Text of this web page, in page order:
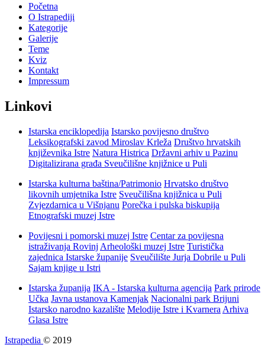
Početna
O Istrapediji
Kategorije
Galerije
Teme
Kviz
Kontakt
Impressum
Linkovi
Istarska enciklopedija Istarsko povijesno društvo
Leksikografski zavod Miroslav Krleža Društvo hrvatskih
književnika Istre Natura Histrica Državni arhiv u Pazinu
Digitalizirana građa Sveučilišne knjižnice u Puli
Istarska kulturna baština/Patrimonio Hrvatsko društvo
likovnih umjetnika Istre Sveučilišna knjižnica u Puli
Zvjezdarnica u Višnjanu Porečka i pulska biskupija
Etnografski muzej Istre
Povijesni i pomorski muzej Istre Centar za povijesna
istraživanja Rovinj Arheološki muzej Istre Turistička
zajednica Istarske županije Sveučilište Jurja Dobrile u Puli
Sajam knjige u Istri
Istarska županija IKA - Istarska kulturna agencija Park prirode
Učka Javna ustanova Kamenjak Nacionalni park Brijuni
Istarsko narodno kazalište Melodije Istre i Kvarnera Arhiva
Glasa Istre
Istrapedia © 2019